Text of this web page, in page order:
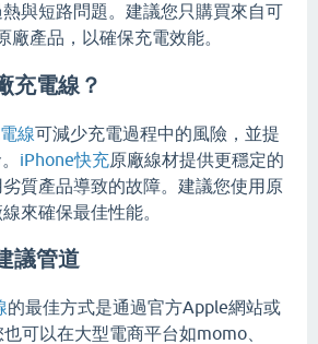
與短路問題。建議您只購買來自可
廠產品，以確保充電效能。
充電線？
線可減少充電過程中的風險，並提
iPhone快充原廠線材提供更穩定的
質產品導致的故障。建議您使用原
線來確保最佳性能。
議管道
的最佳方式是通過官方Apple網站或
可以在大型電商平台如momo、